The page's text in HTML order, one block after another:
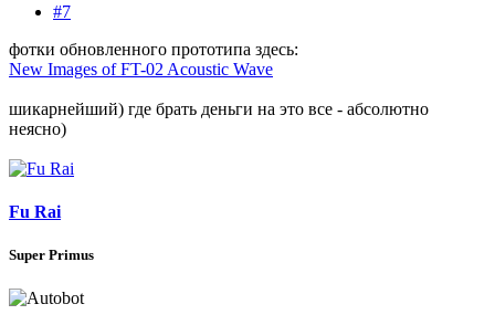
#7
фотки обновленного прототипа здесь:
New Images of FT-02 Acoustic Wave
шикарнейший) где брать деньги на это все - абсолютно
неясно)
Fu Rai
Super Primus